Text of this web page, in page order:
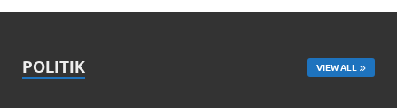
POLITIK VIEW ALL